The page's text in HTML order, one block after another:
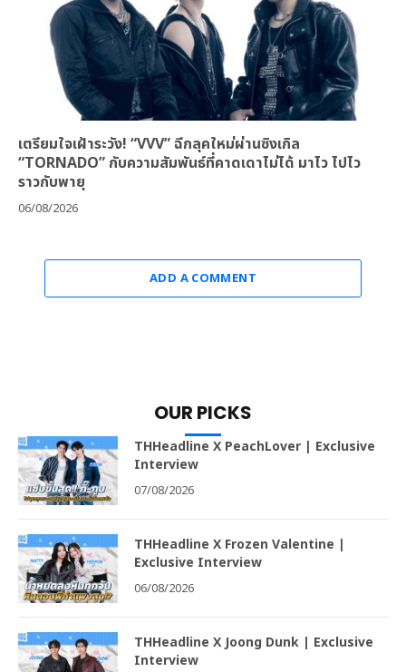
เตรียมใจเฝ้าระวัง! “VVV” ฉีกลุคใหม่ผ่านซิงเกิล
“TORNADO” กับความสัมพันธ์ที่คาดเดาไม่ได้ มาไว ไปไว
ราวกับพายุ
06/08/2026
ADD A COMMENT
OUR PICKS
THHeadline X PeachLover | Exclusive
Interview
07/08/2026
THHeadline X Frozen Valentine |
Exclusive Interview
06/08/2026
THHeadline X Joong Dunk | Exclusive
Interview